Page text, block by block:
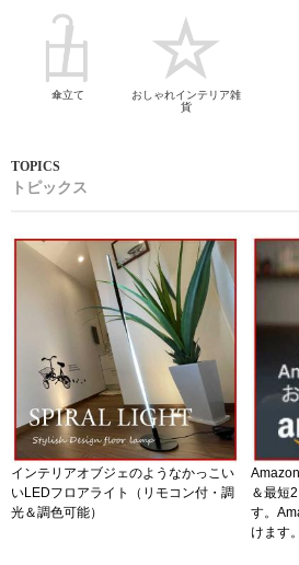
傘立て
おしゃれインテリア雑
貨
トピックス
インテリアオブジェのようなかっこい
いLEDフロアライト（リモコン付・調
光＆調色可能）
＆最短
す。
けます。